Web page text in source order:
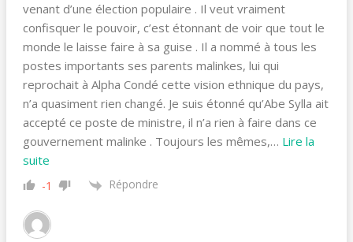
venant d’une élection populaire . Il veut vraiment
confisquer le pouvoir, c’est étonnant de voir que tout le
monde le laisse faire à sa guise . Il a nommé à tous les
postes importants ses parents malinkes, lui qui
reprochait à Alpha Condé cette vision ethnique du pays,
n’a quasiment rien changé. Je suis étonné qu’Abe Sylla ait
accepté ce poste de ministre, il n’a rien à faire dans ce
gouvernement malinke . Toujours les mêmes,… Lire la
suite
-1 Répondre